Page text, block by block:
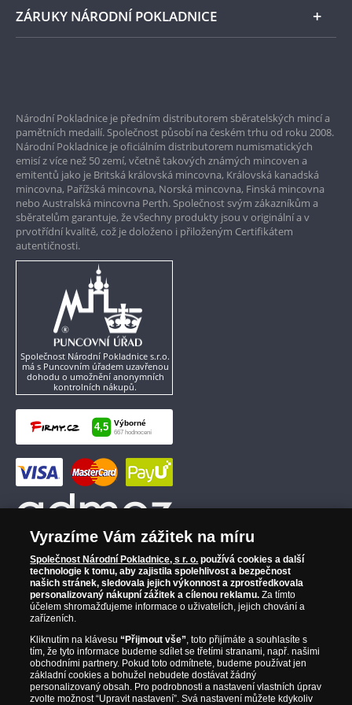
ZÁRUKY NÁRODNÍ POKLADNICE
Garance nejvyšší kvality
Pouze originální produkty
Národní Pokladnice je předním distributorem sběratelských mincí a
pamětních medailí. Společnost působí na českém trhu od roku 2008.
Národní Pokladnice je oficiálním distributorem numismatických
emisí z více než 50 zemí, včetně takových známých mincoven a
emitentů jako je Britská královská mincovna, Královská kanadská
mincovna, Pařížská mincovna, Norská mincovna, Finská mincovna
nebo Australská mincovna Perth. Společnost svým zákazníkům a
sběratelům garantuje, že všechny produkty jsou v originální a v
prvotřídní kvalitě, což je doloženo i přiloženým Certifikátem
autentičnosti.
Společnost Národní Pokladnice s.r.o.
má s Puncovním úřadem uzavřenou
dohodu o umožnění anonymních
kontrolních nákupů.
Vyrazíme Vám zážitek na míru
Společnost Národní Pokladnice, s r. o. používá cookies a další
technologie k tomu, aby zajistila spolehlivost a bezpečnost
našich stránek, sledovala jejich výkonnost a zprostředkovala
personalizovaný nákupní zážitek a cílenou reklamu. Za tímto
účelem shromažďujeme informace o uživatelích, jejich chování a
zařízeních.
Kliknutím na klávesu“Přijmout vše”, toto přijímáte a souhlasíte s
tím, že tyto informace budeme sdílet se třetími stranami, např. našimi
obchodními partnery. Pokud toto odmítnete, budeme používat jen
základní cookies a bohužel nebudete dostávat žádný
personalizovaný obsah. Pro podrobnosti a nastavení vlastních úprav
zvolte možnost “Upravit nastavení”. Svá nastavení můžete kdykoliv